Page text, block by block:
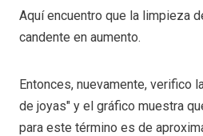
Aquí encuentro que la limpieza
candente en aumento.
Entonces, nuevamente, verifico
de joyas" y el gráfico muestra
para este término es de